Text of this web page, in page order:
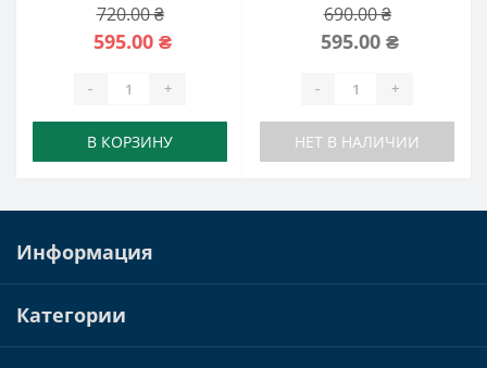
720.00 ₴
595.00 ₴
- +
В КОРЗИНУ
690.00 ₴
595.00 ₴
- +
НЕТ В НАЛИЧИИ
Информация
Категории